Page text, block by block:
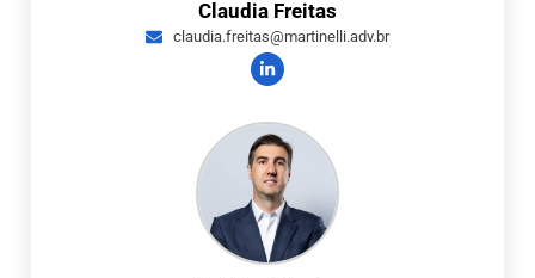
Claudia Freitas
claudia.freitas@martinelli.adv.br